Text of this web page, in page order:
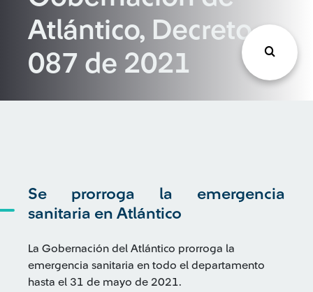
Buscar
Atlántico, Decreto
087 de 2021
Se prorroga la emergencia
sanitaria en Atlántico
La Gobernación del Atlántico prorroga la
emergencia sanitaria en todo el departamento
hasta el 31 de mayo de 2021.